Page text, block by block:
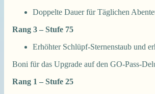
Doppelte Dauer für Täglichen
Rang 3 – Stufe 75
Erhöhter Schlüpf-Sternenstaub und
Boni für das Upgrade auf den GO-Pass-
Rang 1 – Stufe 25